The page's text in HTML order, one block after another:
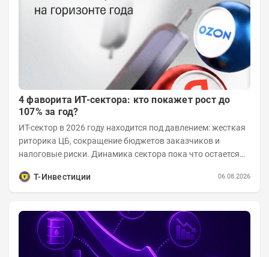
4 фаворита ИТ-сектора: кто покажет рост до
107% за год?
ИТ-сектор в 2026 году находится под давлением: жесткая
риторика ЦБ, сокращение бюджетов заказчиков и
налоговые риски. Динамика сектора пока что остается
Т-Инвестиции
06.08.2026